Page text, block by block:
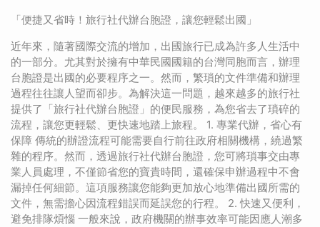
「便捷又省時！旅行社代辦台胞證，讓您輕鬆出國」
近年來，隨著國際交流的增加，出國旅行已成為許多人生活中
的一部分。尤其對於擁有中華民國國籍的台灣同胞而言，辦理
台胞證是出國的必要程序之一。然而，繁瑣的文件準備和辦理
過程往往讓人望而卻步。為解決這一問題，越來越多的旅行社
提供了「旅行社代辦台胞證」的便民服務，為您省去了瑣碎的
流程，讓您更輕鬆、更快速地踏上旅程。 1. 專業代辦，省心有
保障 傳統的辦證流程可能需要自行前往政府相關機構，繞過繁
雜的程序。然而，透過旅行社代辦台胞證，您可將瑣事交由專
業人員處理，不僅節省您的寶貴時間，還確保申辦過程中不會
漏掉任何細節。這項服務讓您能夠更加放心地準備出國所需的
文件，無需擔心因流程錯誤而延誤您的行程。 2. 快速又便利，
避免排隊煩惱 一般來說，政府機關的辦事效率可能因應人潮多